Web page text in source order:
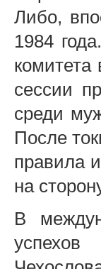
Либо,
1984
сессии
среди
После
правила
на
В